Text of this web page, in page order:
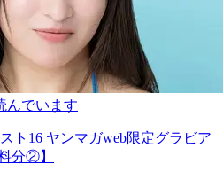
んでいます
ト16 ヤンマガweb限定グラビア
分②】